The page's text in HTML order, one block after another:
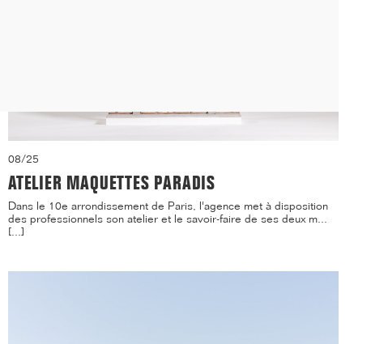
08/25
ATELIER MAQUETTES PARADIS
Dans le 10e arrondissement de Paris, l'agence met à disposition
des professionnels son atelier et le savoir-faire de ses deux m...
[...]